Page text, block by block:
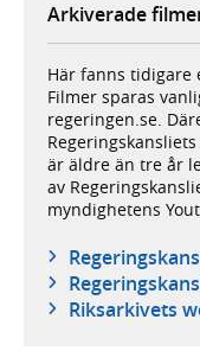
Arkiverade
Här fanns tidigare
Filmer sparas
regeringen.se.
är äldre än tre år
av
myndighetens
Riksarkivets